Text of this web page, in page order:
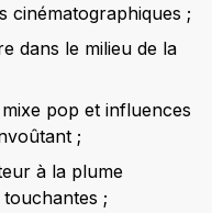
cinématographiques ;
dans le milieu de la
pop et influences
;
à la plume
;